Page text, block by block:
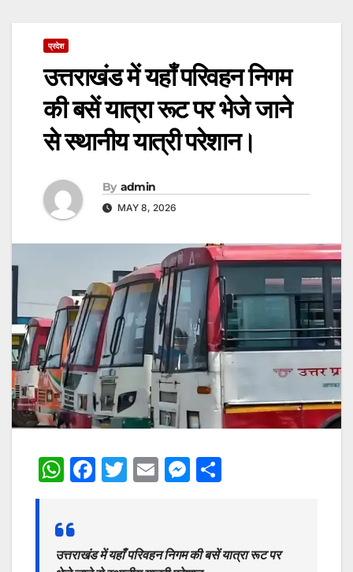
प्रदेश
उत्तराखंड में यहाँ परिवहन निगम
की बसें यात्रा रूट पर भेजे जाने
से स्थानीय यात्री परेशान।
By admin
MAY 8, 2026
W
at
s
F
e
T
er
E
l
M
s e
उत्तराखंड में यहाँ परिवहन निगम की बसें यात्रा रूट पर